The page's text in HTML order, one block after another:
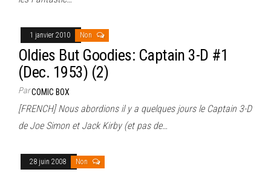
1 janvier 2010 Non
Oldies But Goodies: Captain 3-D #1
(Dec. 1953) (2)
ParCOMIC BOX
[FRENCH] Nous abordions il y a quelques jours le Captain 3-D
de Joe Simon et Jack Kirby (et pas de…
28 juin 2008 Non